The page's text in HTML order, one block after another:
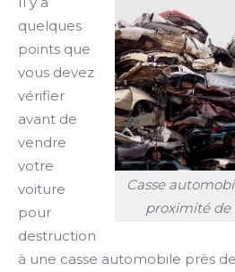
Casse
proximité de
quelques
points que
vous devez
vérifier
avant de
vendre
votre
voiture
pour
destruction
à une casse automobile près